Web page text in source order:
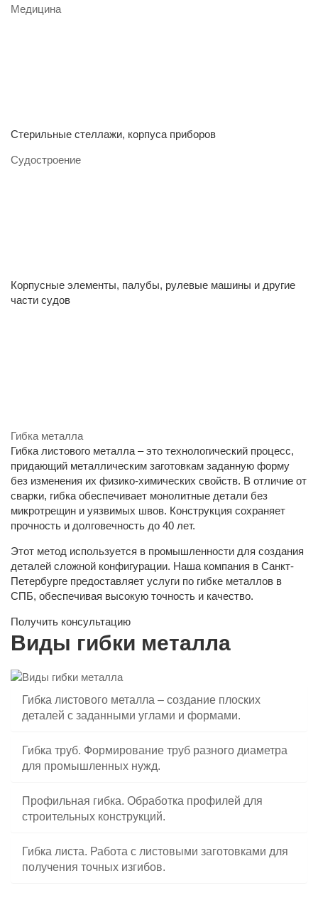
Медицина
Стерильные стеллажи, корпуса приборов
Судостроение
Корпусные элементы, палубы, рулевые машины и другие
части судов
Гибка металла
Гибка листового металла – это технологический процесс,
придающий металлическим заготовкам заданную форму
без изменения их физико-химических свойств. В отличие от
сварки, гибка обеспечивает монолитные детали без
микротрещин и уязвимых швов. Конструкция сохраняет
прочность и долговечность до 40 лет.
Этот метод используется в промышленности для создания
деталей сложной конфигурации. Наша компания в Санкт-
Петербурге предоставляет услуги по гибке металлов в
СПБ, обеспечивая высокую точность и качество.
Получить консультацию
Виды гибки металла
Гибка листового металла – создание плоских
деталей с заданными углами и формами.
Гибка труб. Формирование труб разного диаметра
для промышленных нужд.
Профильная гибка. Обработка профилей для
строительных конструкций.
Гибка листа. Работа с листовыми заготовками для
получения точных изгибов.